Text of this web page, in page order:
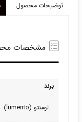
توضیحات محصول
مشخصات
برند
لومنتو (lumento)